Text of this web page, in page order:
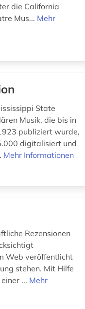
die California
Mus... Mehr
State
Musik, die bis in
publiziert wurde,
digitalisiert und
Mehr Informationen
Rezensionen
Web veröffentlicht
stehen. Mit Hilfe
... Mehr